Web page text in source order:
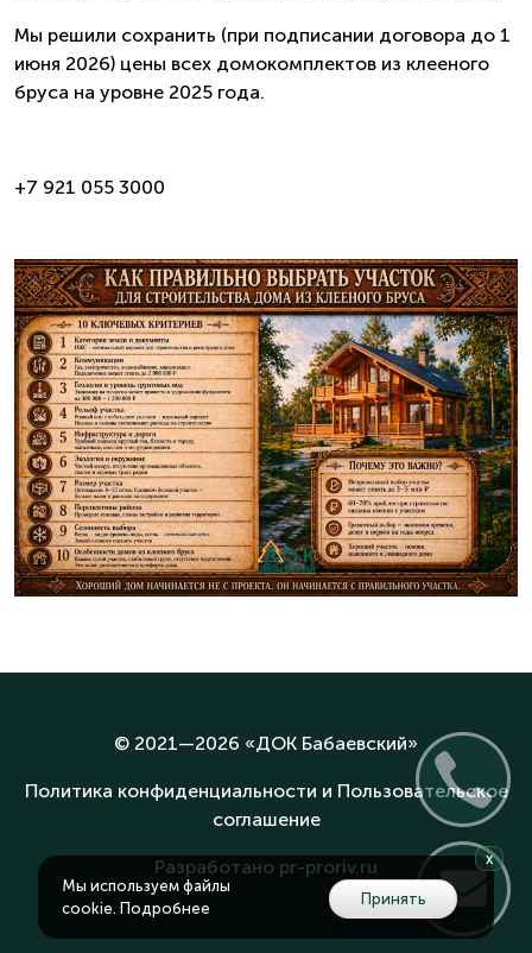
Мы используем файлы
cookie. Подробнее
Принять
x
Мы решили сохранить (при подписании договора до 1
июня 2026) цены всех домокомплектов из клееного
бруса на уровне 2025 года.
+7 921 055 3000
© 2021—2026 «ДОК Бабаевский»
Политика конфиденциальности и Пользовательское
соглашение
Разработано pr-proriv.ru